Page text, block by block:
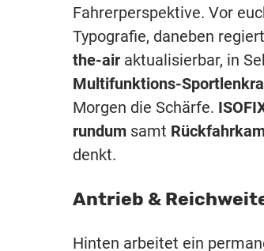
Fahrerperspektive. Vor
Typografie, daneben
the-air aktualisierbar, in
Multifunktions-
Morgen die Schärfe.
rundum samt
denkt.
Antrieb &
Hinten arbeitet ein